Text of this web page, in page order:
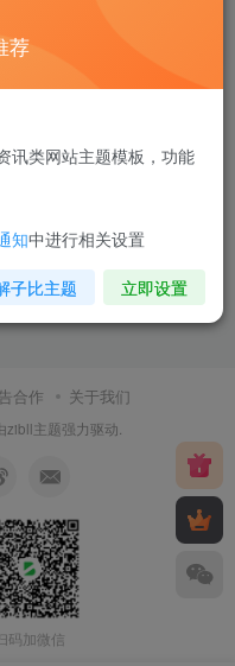
合作 关于我们
zibll主题强力驱动.
码加微信
荐
讯类网站主题模板，功能
知中进行相关设置
子比主题 立即设置